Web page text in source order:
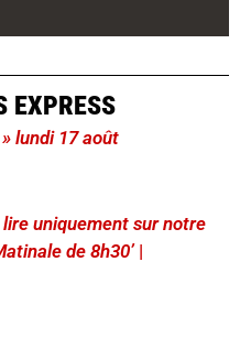
EXPRESS
lundi 17 août
lire uniquement sur notre
de 8h30’|